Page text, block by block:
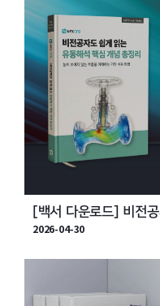
[백서 다운로드] 비전
개념 총정리
2026-04-30